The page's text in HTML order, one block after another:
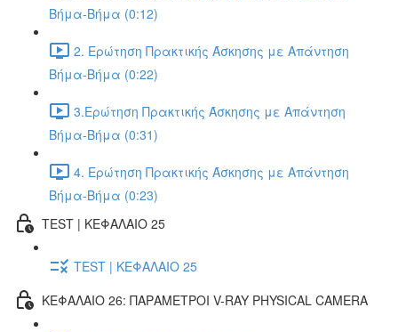
Βήμα-Βήμα (0:12)
2. Ερώτηση Πρακτικής Άσκησης με Απάντηση
Βήμα-Βήμα (0:22)
3.Ερώτηση Πρακτικής Άσκησης με Απάντηση
Βήμα-Βήμα (0:31)
4. Ερώτηση Πρακτικής Άσκησης με Απάντηση
Βήμα-Βήμα (0:23)
TEST | ΚΕΦΑΛΑΙΟ 25
TEST | ΚΕΦΑΛΑΙΟ 25
ΚΕΦΑΛΑΙΟ 26: ΠΑΡΑΜΕΤΡΟΙ V-RAY PHYSICAL CAMERA